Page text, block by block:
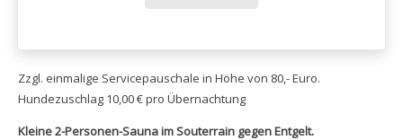
Zzgl. einmalige Servicepauschale in Höhe von 80,- Euro.
Hundezuschlag 10,00 € pro Übernachtung
Kleine 2-Personen-Sauna im Souterrain gegen Entgelt.